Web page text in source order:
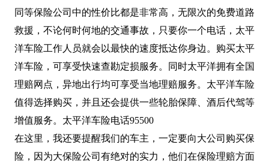
同等保险公司中的性价比都是非常高，无限次的免费道路
救援，不论何时何地的交通事故，只要你一个电话，太平
洋车险工作人员就会以最快的速度抵达你身边。购买太平
洋车险，可享受快速查勘定损服务。同时太平洋拥有全国
理赔网点，异地出行均可享受当地理赔服务。太平洋车险
值得选择购买，并且还会提供一些轮胎保障、酒后代驾等
增值服务。太平洋车险电话95500
在这里，我还要提醒我们的车主，一定要向大公司购买保
险，因为大保险公司有绝对的实力，他们在保险理赔方面